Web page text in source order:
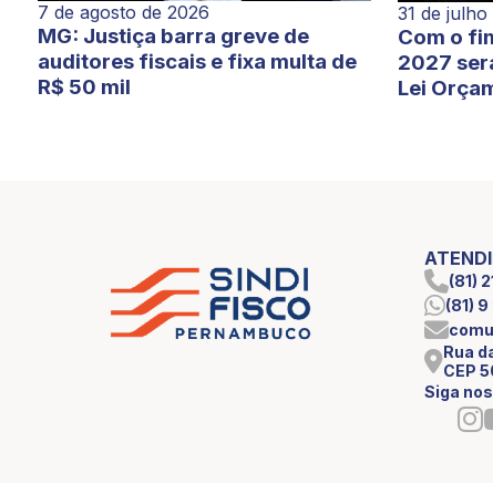
7 de agosto de 2026
MG: Justiça barra greve de
auditores fiscais e fixa multa de
R$ 50 mil
31 de julho
Com o
2027
Lei
(81)
(81)
Rua
CEP
Siga